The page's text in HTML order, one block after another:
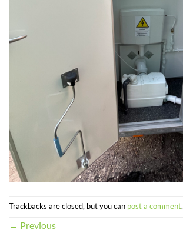
Trackbacks are closed, but you can post a comment.
← Previous